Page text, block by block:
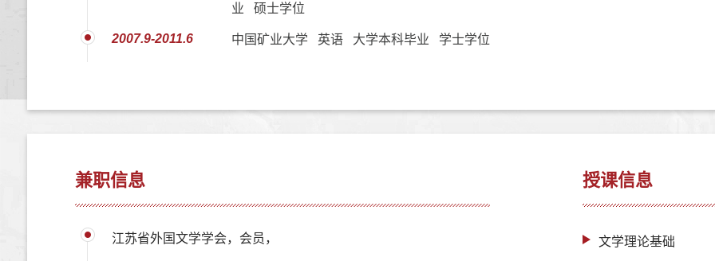
业 硕士学位
2007.9-2011.6 中国矿业大学 英语 大学本科毕业 学士学位
兼职信息
江苏省外国文学学会，会员，
授课信息
文学理论基础